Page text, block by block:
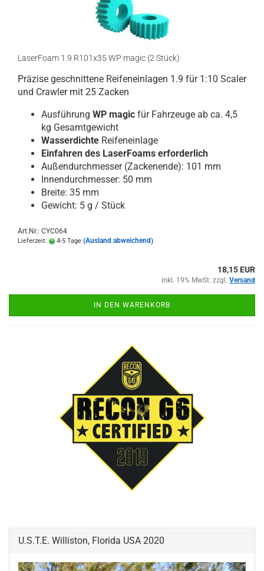
LaserFoam 1.9 R101x35 WP magic (2 Stück)
Präzise geschnittene Reifeneinlagen 1.9 für 1:10 Scaler
und Crawler mit 25 Zacken
Ausführung WP magic für Fahrzeuge ab ca. 4,5
kg Gesamtgewicht
Wasserdichte Reifeneinlage
Einfahren des LaserFoams erforderlich
Außendurchmesser (Zackenende): 101 mm
Innendurchmesser: 50 mm
Breite: 35 mm
Gewicht: 5 g / Stück
Art.Nr.: CYC064
Lieferzeit: 4-5 Tage (Ausland abweichend)
18,15 EUR
inkl. 19% MwSt. zzgl. Versand
IN DEN WARENKORB
U.S.T.E. Williston, Florida USA 2020